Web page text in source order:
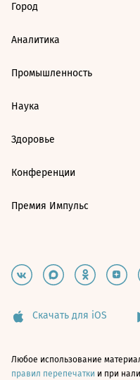
Город
Аналитика
Промышленность
Наука
Здоровье
Конференции
Премия Импульс
Скачать для iOS
Любое использование
правил перепечатки и при